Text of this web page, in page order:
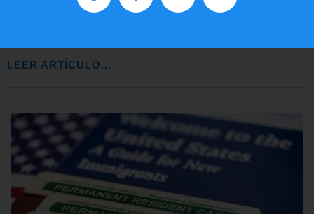
Comunistas no son bienvenidos en
LEER ARTÍCULO...